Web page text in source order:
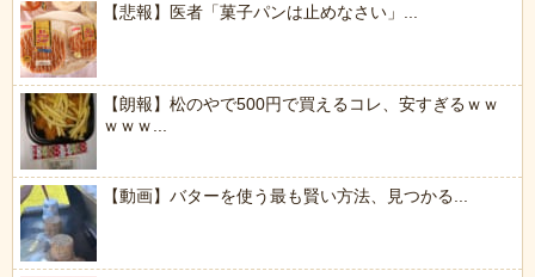
【悲報】医者「菓子パンは止めなさい」...
【朗報】松のやで500円で買えるコレ、安すぎるｗｗ
ｗｗｗ...
【動画】バターを使う最も賢い方法、見つかる...